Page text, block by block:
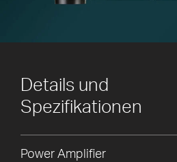
Details und
Spezifikationen
Power Amplifier